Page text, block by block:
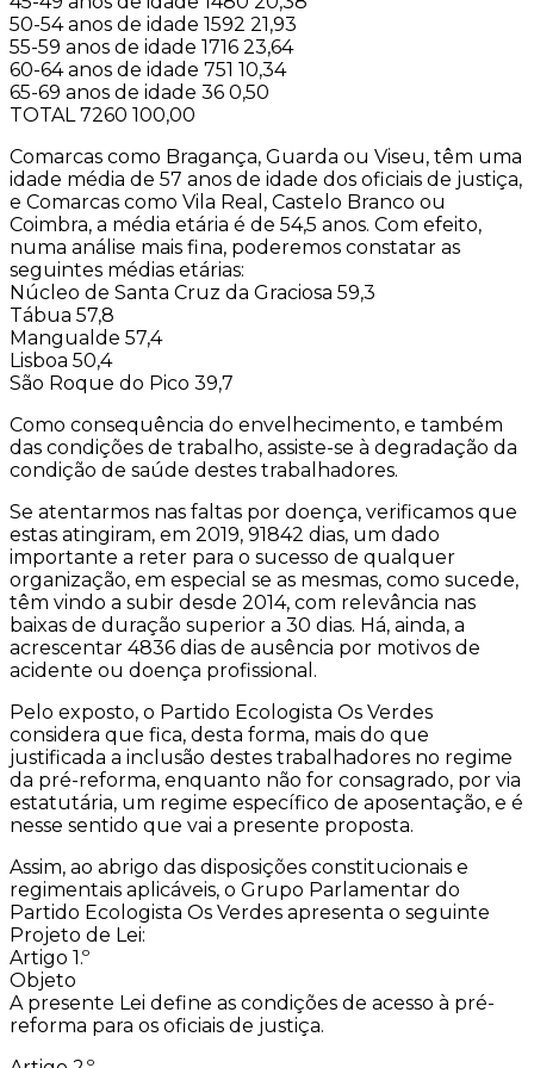
50-54 anos de idade 1592 21,93
55-59 anos de idade 1716 23,64
60-64 anos de idade 751 10,34
65-69 anos de idade 36 0,50
TOTAL 7260 100,00
Comarcas como Bragança, Guarda ou Viseu, têm uma
idade média de 57 anos de idade dos oficiais de justiça,
e Comarcas como Vila Real, Castelo Branco ou
Coimbra, a média etária é de 54,5 anos. Com efeito,
numa análise mais fina, poderemos constatar as
seguintes médias etárias:
Núcleo de Santa Cruz da Graciosa 59,3
Tábua 57,8
Mangualde 57,4
Lisboa 50,4
São Roque do Pico 39,7
Como consequência do envelhecimento, e também
das condições de trabalho, assiste-se à degradação da
condição de saúde destes trabalhadores.
Se atentarmos nas faltas por doença, verificamos que
estas atingiram, em 2019, 91842 dias, um dado
importante a reter para o sucesso de qualquer
organização, em especial se as mesmas, como sucede,
têm vindo a subir desde 2014, com relevância nas
baixas de duração superior a 30 dias. Há, ainda, a
acrescentar 4836 dias de ausência por motivos de
acidente ou doença profissional.
Pelo exposto, o Partido Ecologista Os Verdes
considera que fica, desta forma, mais do que
justificada a inclusão destes trabalhadores no regime
da pré-reforma, enquanto não for consagrado, por via
estatutária, um regime específico de aposentação, e é
nesse sentido que vai a presente proposta.
Assim, ao abrigo das disposições constitucionais e
regimentais aplicáveis, o Grupo Parlamentar do
Partido Ecologista Os Verdes apresenta o seguinte
Projeto de Lei:
Artigo 1.º
Objeto
A presente Lei define as condições de acesso à pré-
reforma para os oficiais de justiça.